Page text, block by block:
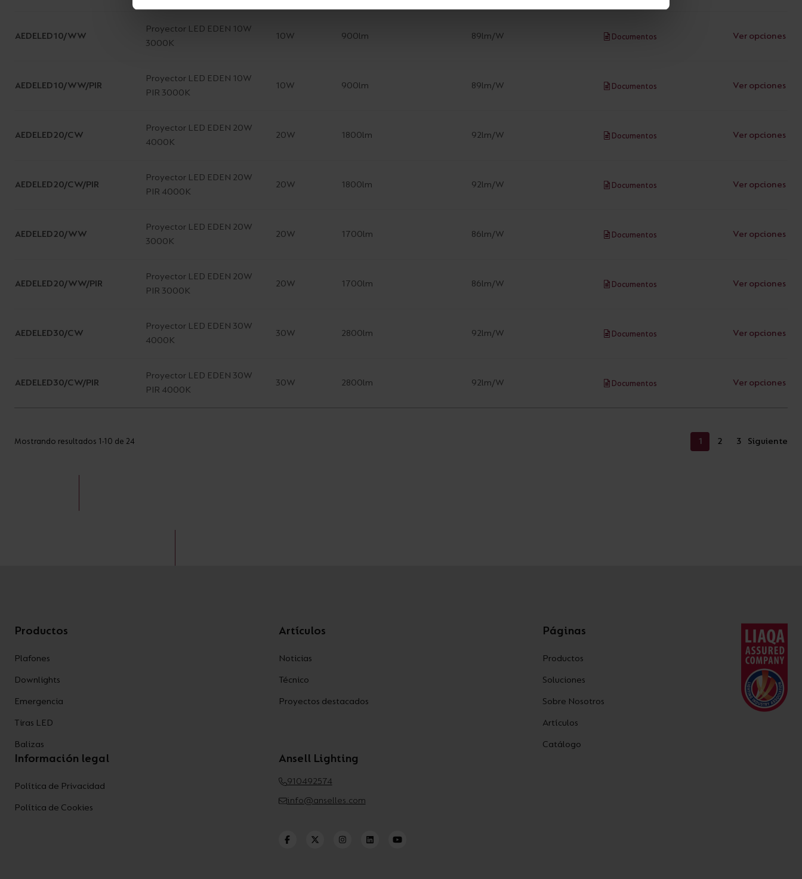
AEDELED10/WW
Proyector LED EDEN 10W
3000K
10W 900lm 89lm/W Documentos Ver opciones
AEDELED10/WW/PIR
Proyector LED EDEN 10W
PIR 3000K
10W 900lm 89lm/W Documentos Ver opciones
AEDELED20/CW
Proyector LED EDEN 20W
4000K
20W 1800lm 92lm/W Documentos Ver opciones
AEDELED20/CW/PIR
Proyector LED EDEN 20W
PIR 4000K
20W 1800lm 92lm/W Documentos Ver opciones
AEDELED20/WW
Proyector LED EDEN 20W
3000K
20W 1700lm 86lm/W Documentos Ver opciones
AEDELED20/WW/PIR
Proyector LED EDEN 20W
PIR 3000K
20W 1700lm 86lm/W Documentos Ver opciones
AEDELED30/CW
Proyector LED EDEN 30W
4000K
30W 2800lm 92lm/W Documentos Ver opciones
AEDELED30/CW/PIR
Proyector LED EDEN 30W
PIR 4000K
30W 2800lm 92lm/W Documentos Ver opciones
Mostrando resultados 1-10 de 24 1 2 3 Siguiente
Productos
Plafones
Downlights
Emergencia
Tiras LED
Balizas
Artículos
Noticias
Técnico
Proyectos destacados
Páginas
Productos
Soluciones
Sobre Nosotros
Artículos
Catálogo
Información legal
Política de Privacidad
Política de Cookies
Ansell Lighting
910492574
info@anselles.com